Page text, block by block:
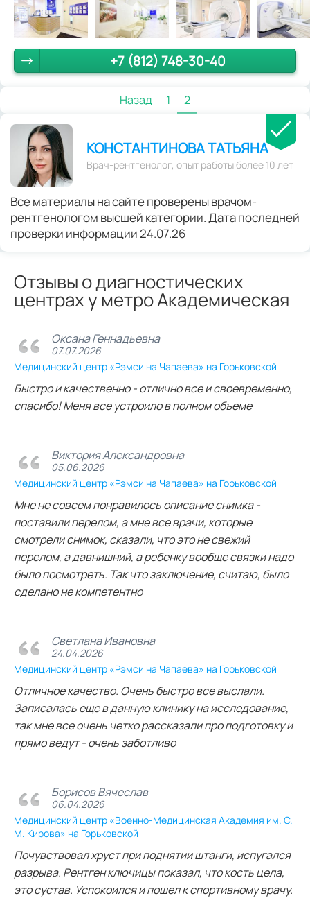
+7 (812) 748-30-40
Назад 1 2
КОНСТАНТИНОВА ТАТЬЯНА
Врач-рентгенолог, опыт работы более 10 лет
Все материалы на сайте проверены врачом-
рентгенологом высшей категории. Дата последней
проверки информации 24.07.26
Отзывы о диагностических
центрах у метро Академическая
Оксана Геннадьевна
07.07.2026
Медицинский центр «Рэмси на Чапаева» на Горьковской
Быстро и качественно - отлично все и своевременно,
спасибо! Меня все устроило в полном объеме
Виктория Александровна
05.06.2026
Медицинский центр «Рэмси на Чапаева» на Горьковской
Мне не совсем понравилось описание снимка -
поставили перелом, а мне все врачи, которые
смотрели снимок, сказали, что это не свежий
перелом, а давнишний, а ребенку вообще связки надо
было посмотреть. Так что заключение, считаю, было
сделано не компетентно
Светлана Ивановна
24.04.2026
Медицинский центр «Рэмси на Чапаева» на Горьковской
Отличное качество. Очень быстро все выслали.
Записалась еще в данную клинику на исследование,
так мне все очень четко рассказали про подготовку и
прямо ведут - очень заботливо
Борисов Вячеслав
06.04.2026
Медицинский центр «Военно-Медицинская Академия им. С.
М. Кирова» на Горьковской
Почувствовал хруст при поднятии штанги, испугался
разрыва. Рентген ключицы показал, что кость цела,
это сустав. Успокоился и пошел к спортивному врачу.